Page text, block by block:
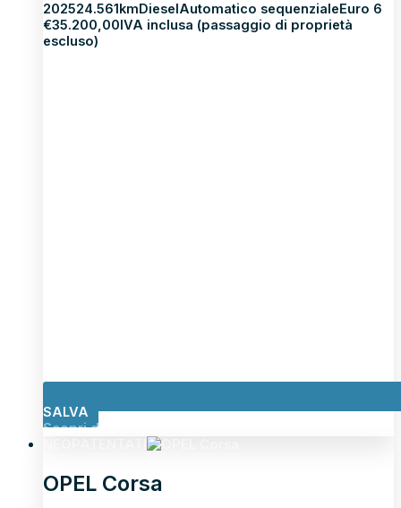
202524.561kmDieselAutomatico sequenzialeEuro 6
€35.200,00IVA inclusa (passaggio di proprietà
escluso)
SALVA
Scopri di più
OPEL Corsa